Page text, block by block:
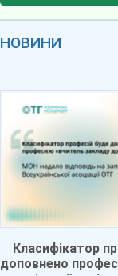
НОВИНИ
Класифікатор
доповнено